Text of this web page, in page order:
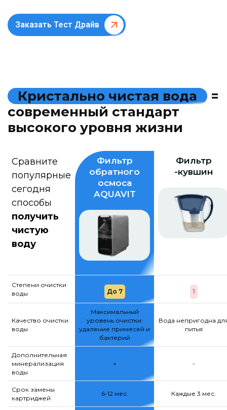
Заказать Тест Драйв
Кристально чистая вода
=
современный стандарт
высокого уровня жизни
Сравните
популярные
сегодня
способы
получить
чистую
воду
Фильтр
обратного
осмоса
AQUAVIT
Фильтр
-кувшин
Степени очистки
воды
До 7 1
Качество очистки
воды
Максимальный
уровень очистки:
удаление примесей и
бактерий
Вода непригодна
питья
Дополнительная
минерализация
воды
+ -
Срок замены
картриджей
6-12 мес. Каждые 3 мес.